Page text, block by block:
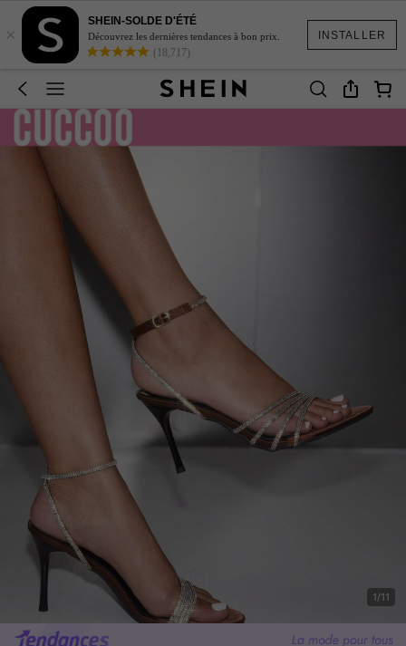
INSTALLER
×
SHEIN-SOLDE D'ÉTÉ
Découvrez les dernières tendances à bon prix.
(18,717)
1/11